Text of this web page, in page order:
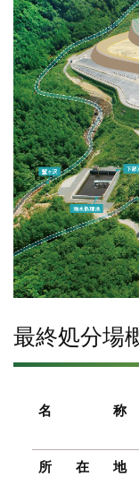
最終処分場
名称
所在地